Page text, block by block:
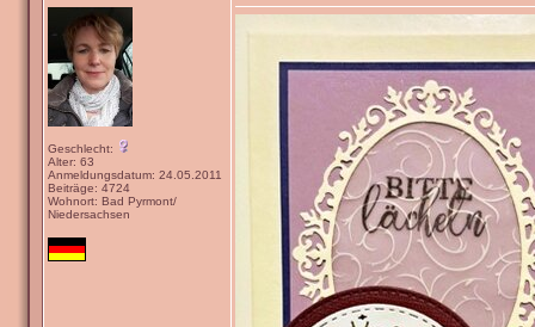
Geschlecht:
Alter: 63
Anmeldungsdatum: 24.05.2011
Beiträge: 4724
Wohnort: Bad Pyrmont/
Niedersachsen